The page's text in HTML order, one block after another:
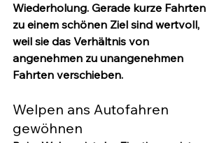
Wiederholung. Gerade kurze Fahrten
zu einem schönen Ziel sind wertvoll,
weil sie das Verhältnis von
angenehmen zu unangenehmen
Fahrten verschieben.
Welpen ans Autofahren
gewöhnen